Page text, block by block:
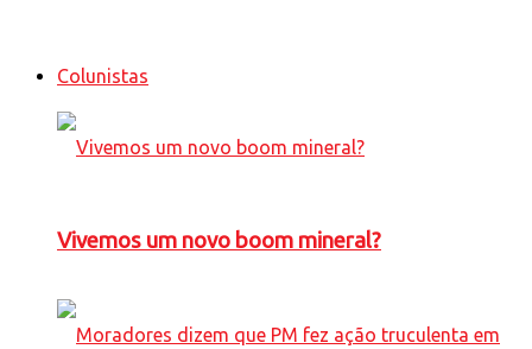
Colunistas
Vivemos um novo boom mineral?